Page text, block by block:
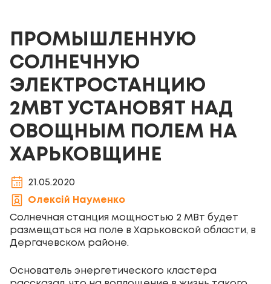
ПРОМЫШЛЕННУЮ
СОЛНЕЧНУЮ
ЭЛЕКТРОСТАНЦИЮ
2МВТ УСТАНОВЯТ НАД
ОВОЩНЫМ ПОЛЕМ НА
ХАРЬКОВЩИНЕ
21.05.2020
Олексій Науменко
Солнечная станция мощностью 2 МВт будет
размещаться на поле в Харьковской области, в
Дергачевском районе.
Основатель энергетического кластера